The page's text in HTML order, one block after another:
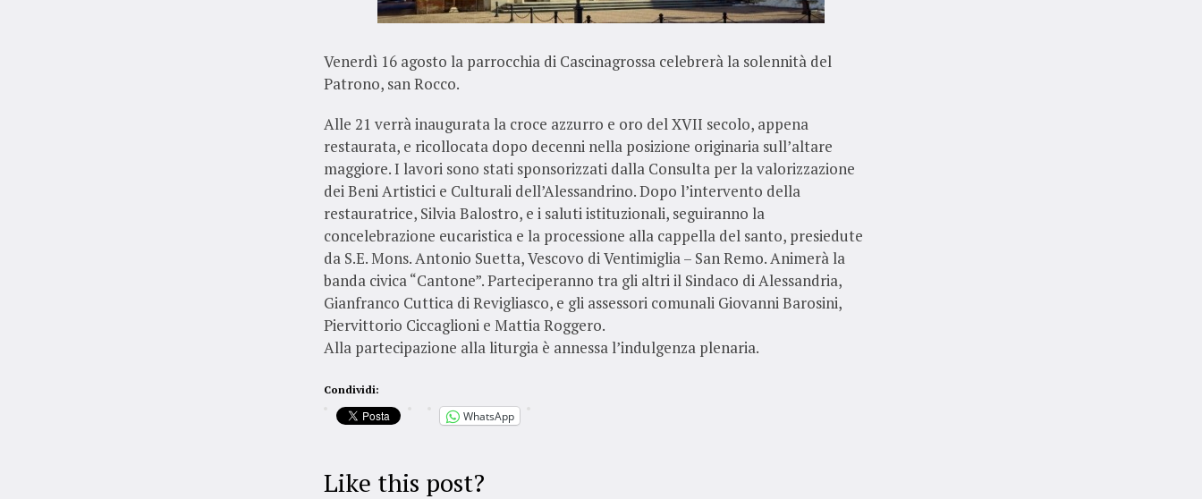
Venerdì 16 agosto la parrocchia di Cascinagrossa celebrerà la solennità del
Patrono, san Rocco.
Alle 21 verrà inaugurata la croce azzurro e oro del XVII secolo, appena
restaurata, e ricollocata dopo decenni nella posizione originaria sull’altare
maggiore. I lavori sono stati sponsorizzati dalla Consulta per la valorizzazione
dei Beni Artistici e Culturali dell’Alessandrino. Dopo l’intervento della
restauratrice, Silvia Balostro, e i saluti istituzionali, seguiranno la
concelebrazione eucaristica e la processione alla cappella del santo, presiedute
da S.E. Mons. Antonio Suetta, Vescovo di Ventimiglia – San Remo. Animerà la
banda civica “Cantone”. Parteciperanno tra gli altri il Sindaco di Alessandria,
Gianfranco Cuttica di Revigliasco, e gli assessori comunali Giovanni Barosini,
Piervittorio Ciccaglioni e Mattia Roggero.
Alla partecipazione alla liturgia è annessa l’indulgenza plenaria.
Condividi:
WhatsApp
Like this post?